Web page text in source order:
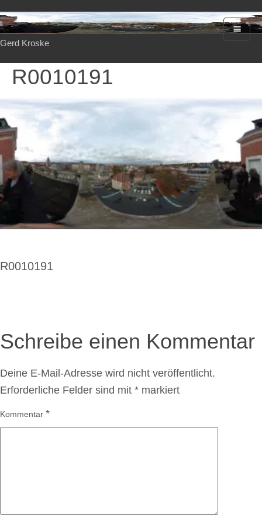
Gerd Kroske
R0010191
Beitragsnavigation
R0010191
Schreibe einen Kommentar
Deine E-Mail-Adresse wird nicht veröffentlicht.
Erforderliche Felder sind mit * markiert
Kommentar *